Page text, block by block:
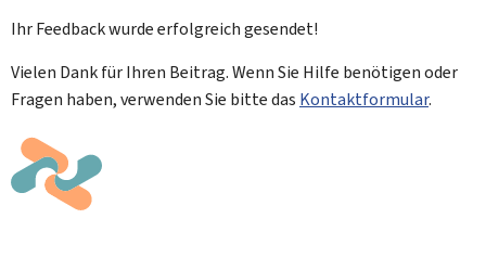
Ihr Feedback wurdeerfolgreichgesendet!
Vielen Dank für Ihren Beitrag. Wenn Sie Hilfe benötigen oder
Fragen haben, verwenden Sie bitte das Kontaktformular.